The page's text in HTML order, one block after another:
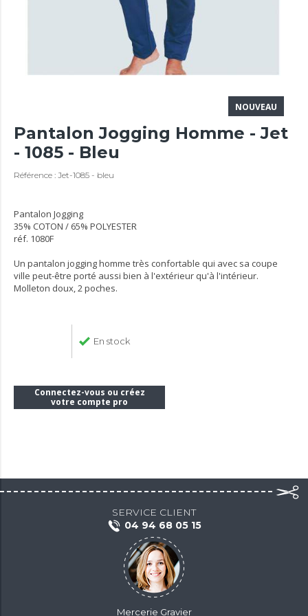
NOUVEAU
Pantalon Jogging Homme - Jet
- 1085 - Bleu
Référence : Jet-1085 - bleu
Pantalon Jogging
35% COTON / 65% POLYESTER
réf. 1080F
Un pantalon jogging homme très confortable qui avec sa coupe
ville peut-être porté aussi bien à l'extérieur qu'à l'intérieur.
Molleton doux, 2 poches.
En stock
Connectez-vous ou créez
votre compte pro
SERVICE CLIENT
04 94 68 05 15
Mercerie Gravier